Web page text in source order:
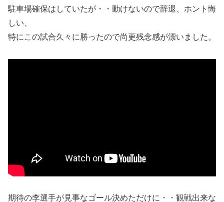
駐車場確保はしていたが・・動けないので辞退、ホント悔
しい、
特にこの試合久々に勝ったので尚更残念感が漂いました。
期待の李選手が見事なゴール決めただけに・・観戦出来な